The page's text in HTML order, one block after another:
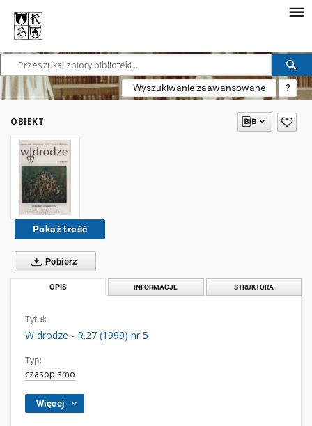
Wyszukiwanie zaawansowane ?
OBIEKT
Pokaż treść
Pobierz
OPIS INFORMACJE STRUKTURA
Tytuł:
W drodze - R.27 (1999) nr 5
Typ:
czasopismo
Więcej